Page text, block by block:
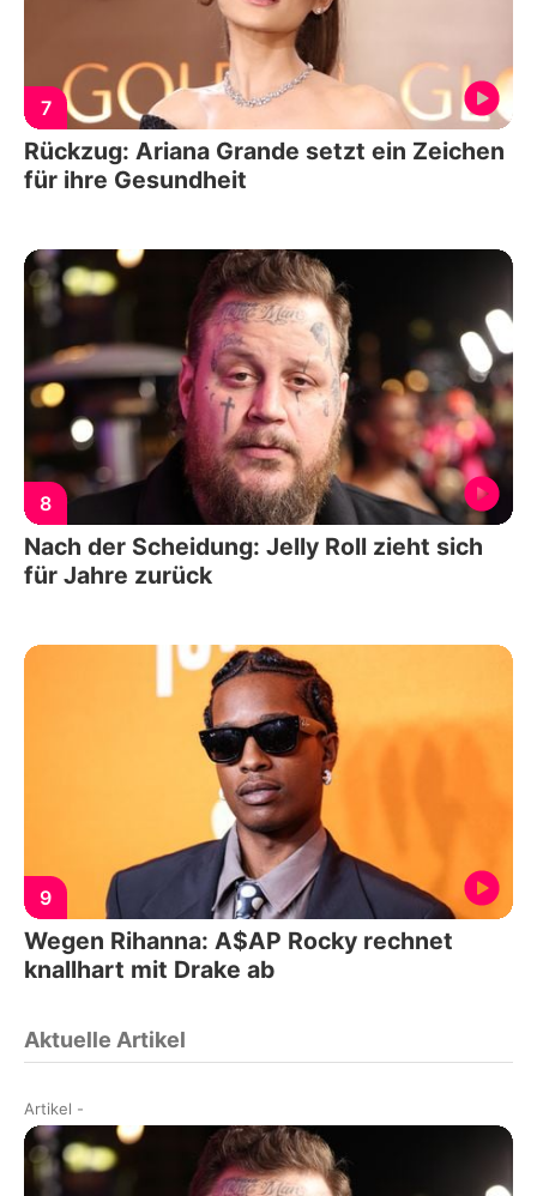
7
Rückzug: Ariana Grande setzt ein Zeichen
für ihre Gesundheit
8
Nach der Scheidung: Jelly Roll zieht sich
für Jahre zurück
9
Wegen Rihanna: A$AP Rocky rechnet
knallhart mit Drake ab
Aktuelle Artikel
Artikel -